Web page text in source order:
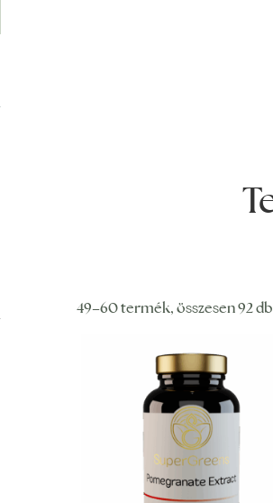
49–60 termék, összesen 92 db